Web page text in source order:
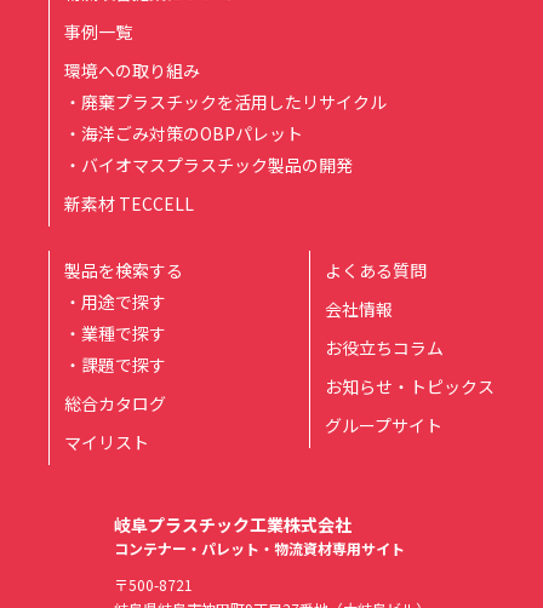
事例一覧
環境への取り組み
・廃棄プラスチックを活用したリサイクル
・海洋ごみ対策のOBPパレット
・バイオマスプラスチック製品の開発
新素材 TECCELL
製品を検索する
・用途で探す
・業種で探す
・課題で探す
総合カタログ
マイリスト
よくある質問
会社情報
お役立ちコラム
お知らせ・トピックス
グループサイト
岐阜プラスチック工業株式会社
コンテナー・パレット・物流資材専用サイト
〒500-8721